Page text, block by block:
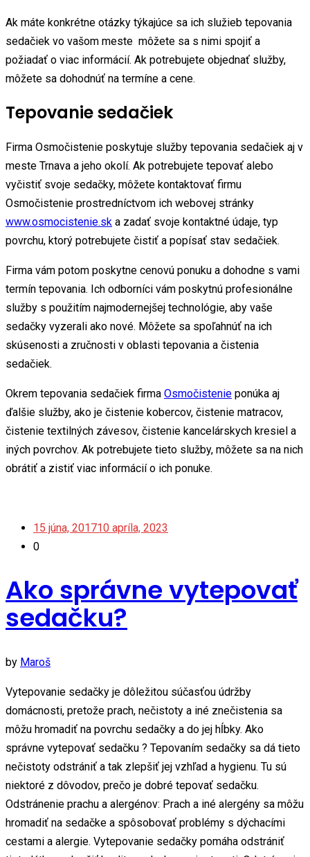
Ak máte konkrétne otázky týkajúce sa ich služieb tepovania
sedačiek vo vašom meste môžete sa s nimi spojiť a
požiadať o viac informácií. Ak potrebujete objednať služby,
môžete sa dohodnúť na termíne a cene.
Tepovanie sedačiek
Firma Osmočistenie poskytuje služby tepovania sedačiek aj v
meste Trnava a jeho okolí. Ak potrebujete tepovať alebo
vyčistiť svoje sedačky, môžete kontaktovať firmu
Osmočistenie prostredníctvom ich webovej stránky
www.osmocistenie.sk a zadať svoje kontaktné údaje, typ
povrchu, ktorý potrebujete čistiť a popísať stav sedačiek.
Firma vám potom poskytne cenovú ponuku a dohodne s vami
termín tepovania. Ich odborníci vám poskytnú profesionálne
služby s použitím najmodernejšej technológie, aby vaše
sedačky vyzerali ako nové. Môžete sa spoľahnúť na ich
skúsenosti a zručnosti v oblasti tepovania a čistenia
sedačiek.
Okrem tepovania sedačiek firma Osmočistenie ponúka aj
ďalšie služby, ako je čistenie kobercov, čistenie matracov,
čistenie textilných závesov, čistenie kancelárskych kresiel a
iných povrchov. Ak potrebujete tieto služby, môžete sa na nich
obrátiť a zistiť viac informácií o ich ponuke.
15 júna, 201710 apríla, 2023
0
Ako správne vytepovať
sedačku?
by Maroš
Vytepovanie sedačky je dôležitou súčasťou údržby
domácnosti, pretože prach, nečistoty a iné znečistenia sa
môžu hromadiť na povrchu sedačky a do jej hĺbky. Ako
správne vytepovať sedačku ? Tepovaním sedačky sa dá tieto
nečistoty odstrániť a tak zlepšiť jej vzhľad a hygienu. Tu sú
niektoré z dôvodov, prečo je dobré tepovať sedačku.
Odstránenie prachu a alergénov: Prach a iné alergény sa môžu
hromadiť na sedačke a spôsobovať problémy s dýchacími
cestami a alergie. Vytepovanie sedačky pomáha odstrániť